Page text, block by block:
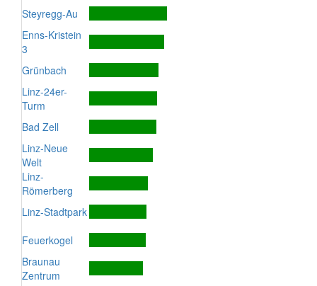
Steyregg-Au
Enns-Kristein
3
Grünbach
Linz-24er-
Turm
Bad Zell
Linz-Neue
Welt
Linz-
Römerberg
Linz-Stadtpark
Feuerkogel
Braunau
Zentrum